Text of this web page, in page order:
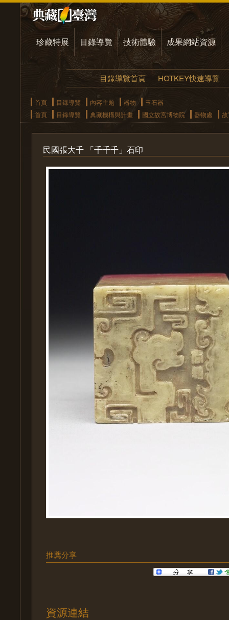
珍藏特展 目錄導覽 技術體驗 成果網站資源
目錄導覽首頁 HOTKEY快速導覽
首頁 目錄導覽 內容主題 器物
玉石器
首頁
目錄導覽 典藏機構與計畫 國立故宮博物院 器物處
民國張大千 「千千千」石印
推薦分享
資源連結